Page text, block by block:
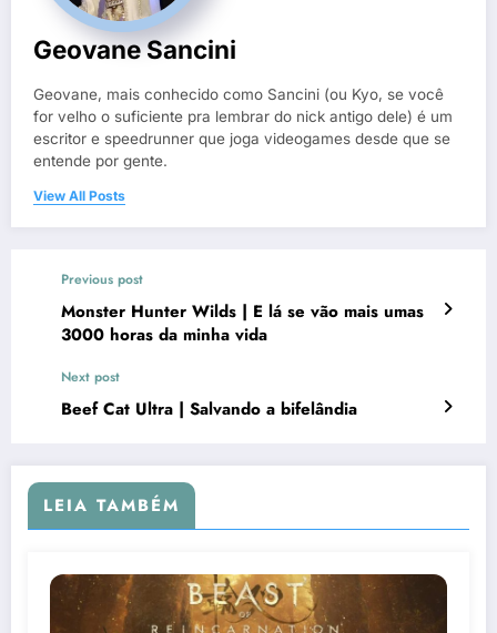
Geovane Sancini
Geovane, mais conhecido como Sancini (ou Kyo, se você
for velho o suficiente pra lembrar do nick antigo dele) é um
escritor e speedrunner que joga videogames desde que se
entende por gente.
View All Posts
Previous post
Monster Hunter Wilds | E lá se vão mais umas
3000 horas da minha vida
Next post
Beef Cat Ultra | Salvando a bifelândia
LEIA TAMBÉM